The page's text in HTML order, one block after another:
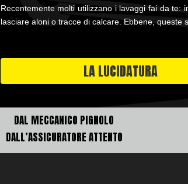
Recentemente molti utilizzano i lavaggi fai da te:
lasciare aloni o tracce di calcare. Ebbene, queste
LA LUCIDATURA
DAL MECCANICO PIGNOLO
DALL’ASSICURATORE ATTENTO